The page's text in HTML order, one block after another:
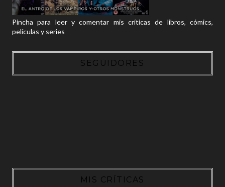
Pincha para leer y comentar mis críticas de libros, cómics,
películas y series
SEGUIDORES
MIS CRÍTICAS